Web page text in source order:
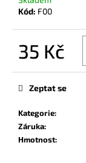
Kód: F00
35 Kč
Kategorie:
Záruka:
Hmotnost:
Zeptat se
D
o
o
r
u
u
e